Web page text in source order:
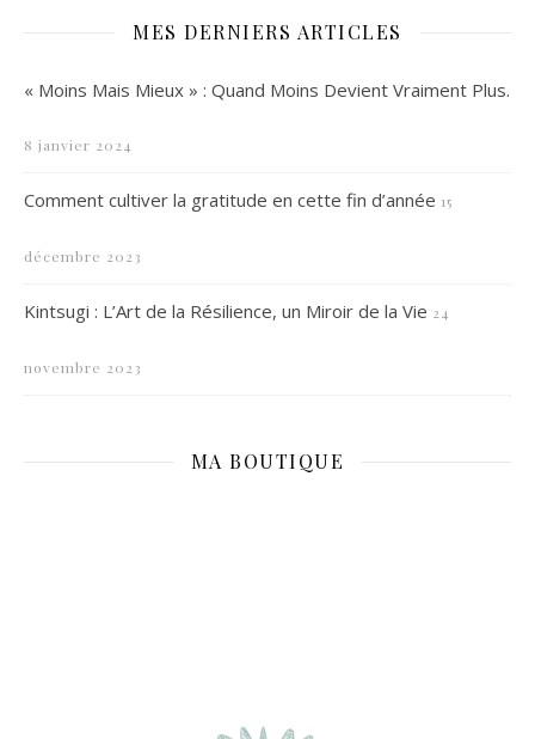
MES DERNIERS ARTICLES
« Moins Mais Mieux » : Quand Moins Devient Vraiment Plus.
8 janvier 2024
Comment cultiver la gratitude en cette fin d’année 15
décembre 2023
Kintsugi : L’Art de la Résilience, un Miroir de la Vie 24
novembre 2023
MA BOUTIQUE